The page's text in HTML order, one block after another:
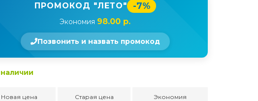
ПРОМОКОД "ЛЕТО" -7%
Экономия 98.00 р.
Позвонить и назвать промокод
Новая цена Старая цена Экономия